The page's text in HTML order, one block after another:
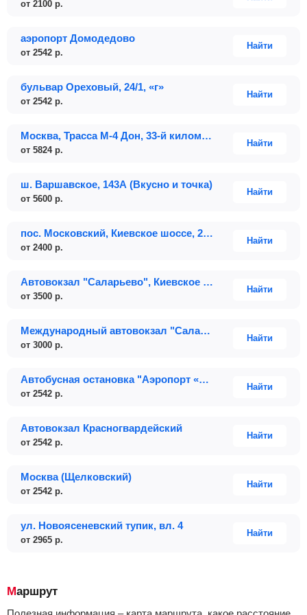
Автовокзал "Саларьево", Киевское шоссе, 23-й километр, 1, стр. 1
от 3500 р.
Найти
от 2100 р.
Международный автовокзал "Саларьево"
от 3000 р.
Найти
аэропорт Домодедово
от 2542 р.
Найти
Автобусная остановка "Аэропорт «Домодедово» имени М. В. Ломоносова, 1"
от 2542 р.
Найти
бульвар Ореховый, 24/1, «г»
от 2542 р.
Найти
Автовокзал Красногвардейский
от 2542 р.
Найти
Москва, Трасса М-4 Дон, 33-й километр
от 5824 р.
Найти
Москва (Щелковский)
от 2542 р.
Найти
ш. Варшавское, 143А (Вкусно и точка)
от 5600 р.
Найти
ул. Новоясеневский тупик, вл. 4
от 2965 р.
Найти
пос. Московский, Киевское шоссе, 23-й км, д. 1, стр. 1 метро «Саларьево»
от 2400 р.
Найти
Маршрут